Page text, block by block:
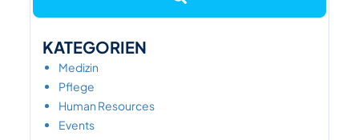
KATEGORIEN
Medizin
Pflege
Human Resources
Events